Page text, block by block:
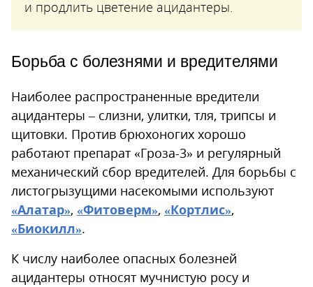
и продлить цветение ацидантеры.
Борьба с болезнями и вредителями
Наиболее распространенные вредители
ацидантеры – слизни, улитки, тля, трипсы и
щитовки. Против брюхоногих хорошо
работают препарат «Гроза-3» и регулярный
механический сбор вредителей. Для борьбы с
листогрызущими насекомыми используют
«Алатар», «Фитоверм», «Кортлис»,
«Биокилл».
К числу наиболее опасных болезней
ацидантеры относят мучнистую росу и